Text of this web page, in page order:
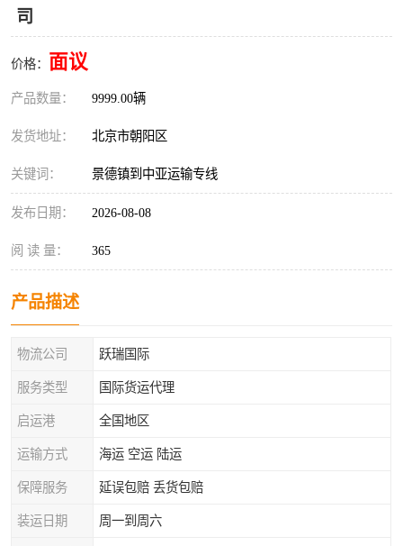
司
价格： 面议
产品数量： 9999.00辆
发货地址： 北京市朝阳区
关键词： 景德镇到中亚运输专线
发布日期： 2026-08-08
阅 读 量： 365
产品描述
物流公司 跃瑞国际
服务类型 国际货运代理
启运港 全国地区
运输方式 海运 空运 陆运
保障服务 延误包赔 丢货包赔
装运日期 周一到周六